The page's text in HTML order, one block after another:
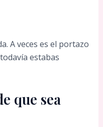
A veces es el portazo
estabas
que sea